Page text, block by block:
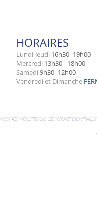
HORAIRES
Lundi-Jeudi 16h30 -19h00
Mercredi 13h30 - 18h00
​Samedi 9h30 -12h00
Vendredi et Dimanche
politique de